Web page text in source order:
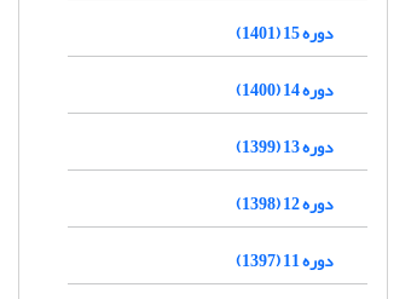
دوره 15 (1401)
دوره 14 (1400)
دوره 13 (1399)
دوره 12 (1398)
دوره 11 (1397)